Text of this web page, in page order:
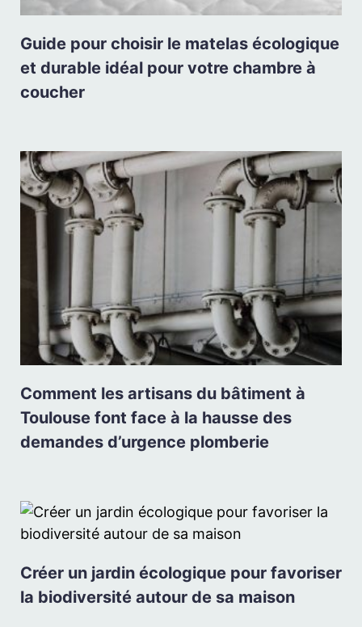
Guide pour choisir le matelas écologique
et durable idéal pour votre chambre à
coucher
Comment les artisans du bâtiment à
Toulouse font face à la hausse des
demandes d’urgence plomberie
Créer un jardin écologique pour favoriser
la biodiversité autour de sa maison